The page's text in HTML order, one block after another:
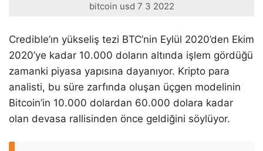
bitcoin usd 7 3 2022
Credible’ın yükseliş tezi BTC’nin Eylül 2020’den Ekim
2020’ye kadar 10.000 doların altında işlem gördüğü
zamanki piyasa yapısına dayanıyor. Kripto para
analisti, bu süre zarfında oluşan üçgen modelinin
Bitcoin’in 10.000 dolardan 60.000 dolara kadar
olan devasa rallisinden önce geldiğini söylüyor.